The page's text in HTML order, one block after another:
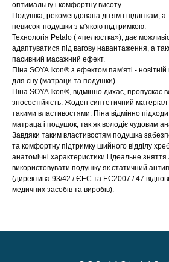
оптимальну і комфортну висоту.
Подушка, рекомендована дітям і підліткам,
невисокі подушки з м'якою підтримкою.
Технологія Petalo ( «пелюстка»), дає
адаптуватися під вагову навантаження, а
пасивний масажний ефект.
Піна SOYA Ikon® з ефектом пам'яті -
для сну (матраци та подушки).
Піна SOYA Ikon®, відмінно дихає, пропускає
зносостійкість. Жоден синтетичний
такими властивостями. Піна відмінно
матраца і подушок, так як володіє чудовим
Завдяки таким властивостям подушка
та комфортну підтримку шийного відділу
анатомічні характеристики і ідеальне
використовувати подушку як статичний
(директива 93/42 / ЄЕС та ЕС2007 / 47
медичних засобів та виробів).